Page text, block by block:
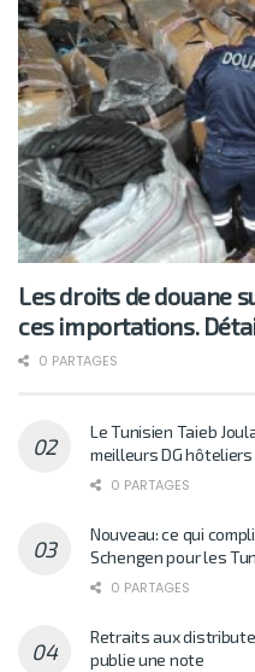
Les droits de douane
ces importations.
0 PARTAGES
Le Tunisien Taieb
meilleurs DG
0 PARTAGES
Nouveau: ce qui
Schengen pour les
0 PARTAGES
Retraits aux
publie une note